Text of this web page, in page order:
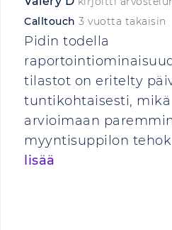
Calltouch 3 vuotta takaisin
Pidin todella
tilastot on eritelty
tuntikohtaisesti,
arvioimaan
myyntisuppilon
lisää